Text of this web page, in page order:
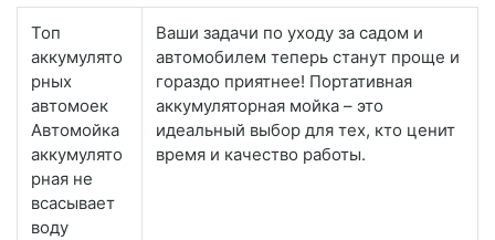
Топ
аккумулято
рных
автомоек
Автомойка
аккумулято
рная не
всасывает
воду
Ваши задачи по уходу за садом и
автомобилем теперь станут проще и
гораздо приятнее! Портативная
аккумуляторная мойка – это
идеальный выбор для тех, кто ценит
время и качество работы.